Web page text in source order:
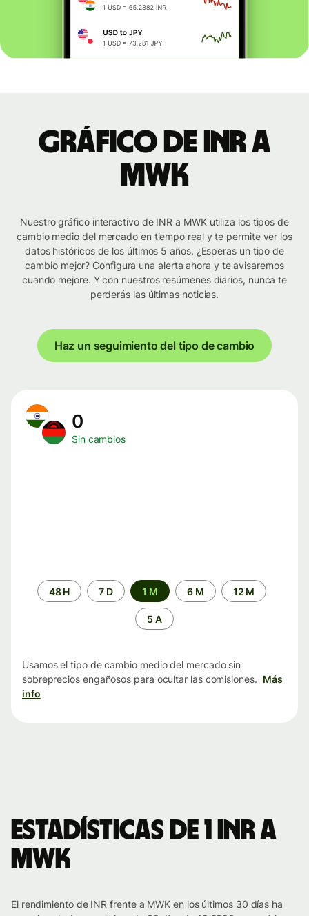
Gráfico de INR a
MWK
Nuestro gráfico interactivo de INR a MWK utiliza los tipos de
cambio medio del mercado en tiempo real y te permite ver los
datos históricos de los últimos 5 años. ¿Esperas un tipo de
cambio mejor? Configura una alerta ahora y te avisaremos
cuando mejore. Y con nuestros resúmenes diarios, nunca te
perderás las últimas noticias.
Haz un seguimiento del tipo de cambio
0
Sin cambios
Periodo48 H 7 D 1 M 6 M 12 M
5 A
Usamos el tipo de cambio medio del mercado sin
sobreprecios engañosos para ocultar las comisiones. Más
info
Estadísticas de 1 INR a
MWK
El rendimiento de INR frente a MWK en los últimos 30 días ha